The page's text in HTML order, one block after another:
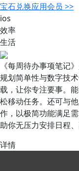
宝石兑换应用会员 >>
ios
效率
生活
《每周待办事项笔记
规划简单性与数字技
载，让你专注要事。
松移动任务。还可与
作，以极简功能满足
助你无压力安排日程、
详情